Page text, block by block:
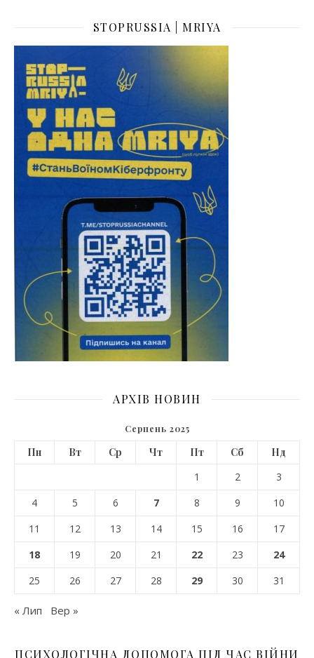
STOPRUSSIA | MRIYA
АРХІВ НОВИН
Серпень 2025
Пн Вт Ср Чт Пт Сб
Нд
1
2
3
4
5 6 7 8 9
10
11
12 13 14 15 16
17
18
19 20 21 22 23
24
25
26 27 28 29 30 31
« Лип Вер »
ПСИХОЛОГІЧНА ДОПОМОГА ПІД ЧАС ВІЙНИ